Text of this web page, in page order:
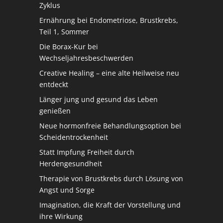
Zyklus
Ernährung bei Endometriose, Brustkrebs,
Teil 1, Sommer
Die Borax-Kur bei
Wechseljahresbeschwerden
Creative Healing – eine alte Heilweise neu
entdeckt
Länger jung und gesund das Leben
genießen
Neue hormonfreie Behandlungsoption bei
Scheidentrockenheit
Statt Impfung Freiheit durch
Herdengesundheit
Therapie von Brustkrebs durch Lösung von
Angst und Sorge
Imagination, die Kraft der Vorstellung und
ihre Wirkung